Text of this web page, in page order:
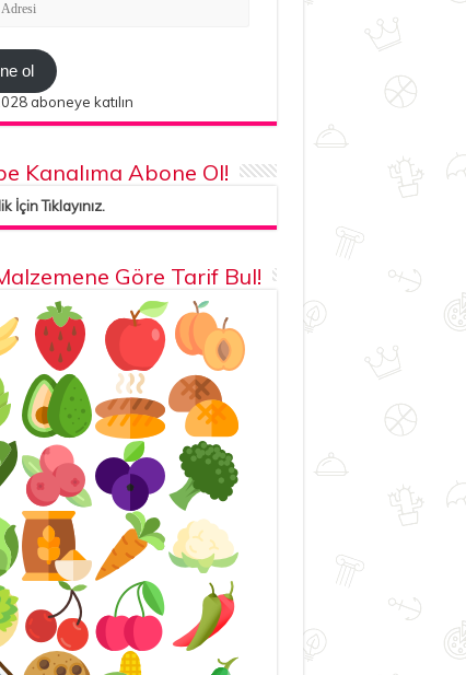
ol
aboneye katılın
Kanalıma Abone Ol!
İçin Tıklayınız.
Göre Tarif Bul!